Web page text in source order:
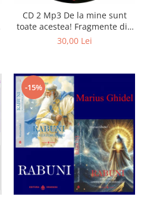
CD 2 Mp3 De la mine sunt
toate acestea! Fragmente din
cărțile lui Marius Ghidel
30,00 Lei
-15%